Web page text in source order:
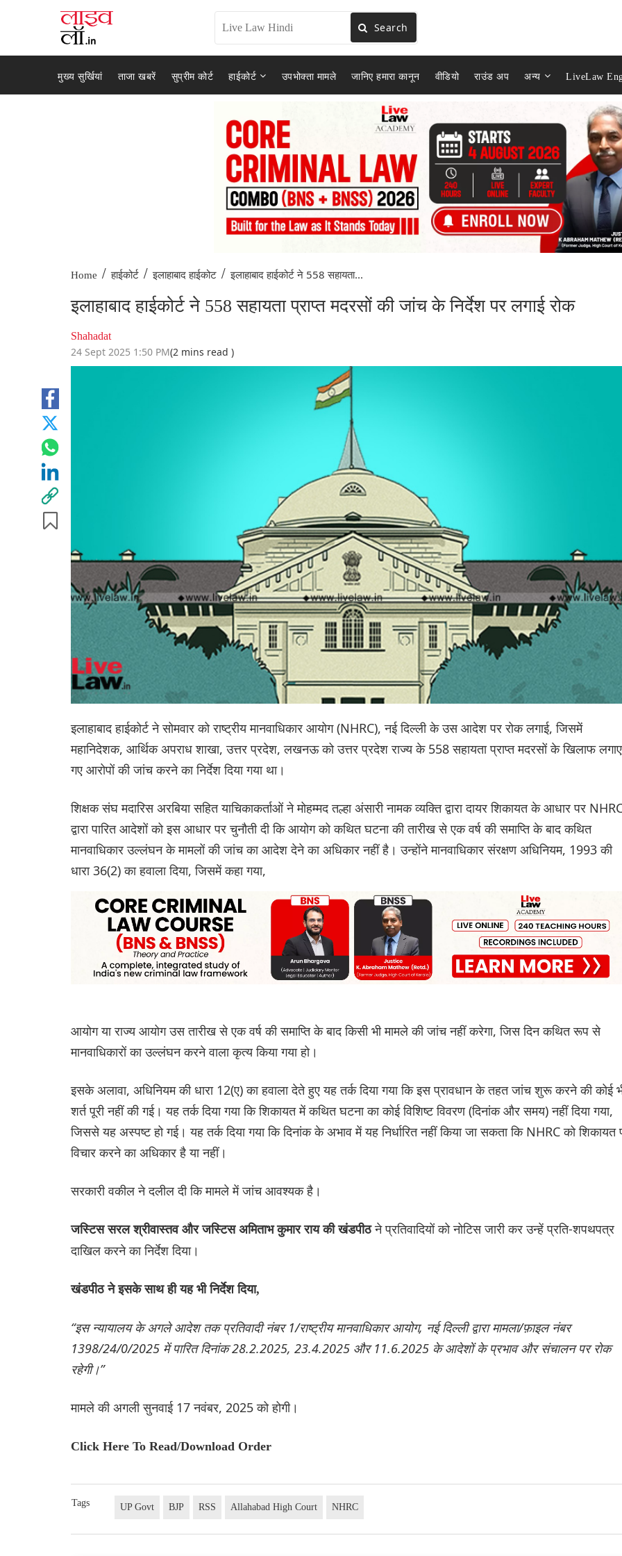
Search
मुख्य सुर्खियां ताजा खबरें सुप्रीम कोर्ट हाईकोर्ट उपभोक्ता मामले जानिए हमारा कानून वीडियो राउंड अप अन्य LiveLaw
Home / हाईकोर्ट / इलाहाबाद हाईकोट / इलाहाबाद हाईकोर्ट ने 558 सहायता...
इलाहाबाद हाईकोर्ट ने 558 सहायता प्राप्त मदरसों की जांच के निर्देश पर लगाई रोक
Shahadat
24 Sept 2025 1:50 PM(2 mins read )
इलाहाबाद हाईकोर्ट ने सोमवार को राष्ट्रीय मानवाधिकार आयोग (NHRC), नई दिल्ली के उस आदेश पर रोक लगाई, जिसमें
महानिदेशक, आर्थिक अपराध शाखा, उत्तर प्रदेश, लखनऊ को उत्तर प्रदेश राज्य के 558 सहायता प्राप्त मदरसों के खिलाफ लगाए
गए आरोपों की जांच करने का निर्देश दिया गया था।
शिक्षक संघ मदारिस अरबिया सहित याचिकाकर्ताओं ने मोहम्मद तल्हा अंसारी नामक व्यक्ति द्वारा दायर शिकायत के आधार पर
द्वारा पारित आदेशों को इस आधार पर चुनौती दी कि आयोग को कथित घटना की तारीख से एक वर्ष की समाप्ति के बाद कथित
मानवाधिकार उल्लंघन के मामलों की जांच का आदेश देने का अधिकार नहीं है। उन्होंने मानवाधिकार संरक्षण अधिनियम, 1993 की
धारा 36(2) का हवाला दिया, जिसमें कहा गया,
आयोग या राज्य आयोग उस तारीख से एक वर्ष की समाप्ति के बाद किसी भी मामले की जांच नहीं करेगा, जिस दिन कथित रूप से
मानवाधिकारों का उल्लंघन करने वाला कृत्य किया गया हो।
इसके अलावा, अधिनियम की धारा 12(ए) का हवाला देते हुए यह तर्क दिया गया कि इस प्रावधान के तहत जांच शुरू करने की कोई
शर्त पूरी नहीं की गई। यह तर्क दिया गया कि शिकायत में कथित घटना का कोई विशिष्ट विवरण (दिनांक और समय) नहीं दिया गया,
जिससे यह अस्पष्ट हो गई। यह तर्क दिया गया कि दिनांक के अभाव में यह निर्धारित नहीं किया जा सकता कि NHRC को शिकायत
विचार करने का अधिकार है या नहीं।
सरकारी वकील ने दलील दी कि मामले में जांच आवश्यक है।
जस्टिस सरल श्रीवास्तव और जस्टिस अमिताभ कुमार राय की खंडपीठने प्रतिवादियों को नोटिस जारी कर उन्हें प्रति-शपथपत्र
दाखिल करने का निर्देश दिया।
खंडपीठ ने इसके साथ ही यह भी निर्देश दिया,
“इस न्यायालय के अगले आदेश तक प्रतिवादी नंबर 1/राष्ट्रीय मानवाधिकार आयोग, नई दिल्ली द्वारा मामला/फ़ाइल नंबर
1398/24/0/2025 में पारित दिनांक 28.2.2025, 23.4.2025 और 11.6.2025 के आदेशों के प्रभाव और संचालन पर रोक
रहेगी।”
मामले की अगली सुनवाई 17 नवंबर, 2025 को होगी।
Click Here To Read/Download Order
Tags UP Govt BJP RSS Allahabad High Court NHRC